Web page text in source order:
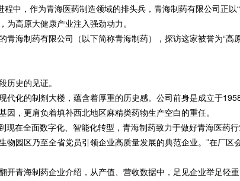
中，作为青海医药制造领域的排头兵，青海制药有限公司正以
高原大健康产业注入强劲动力。
海制药有限公司（以下简称青海制药），探访这家被誉为“高
史的见证。
化的制剂大楼，蕴含着厚重的历史感。公司前身是成立于
，更肩负着填补西北地区麻精类药物生产空白的重任。
在全面数字化、智能化转型，青海制药致力于做好青海医药
物园区乃至全省党员引领企业高质量发展的典范企业。”在厂
青海制药企业介绍，从产值、营收数据中，足见企业举足轻